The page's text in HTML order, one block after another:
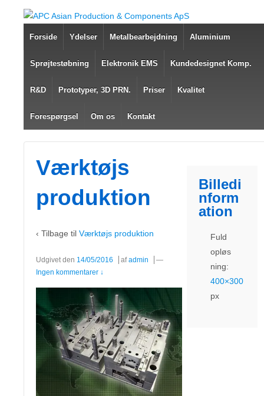
Forside Ydelser Metalbearbejdning Aluminium
Sprøjtestøbning Elektronik EMS Kundedesignet Komp.
R&D Prototyper, 3D PRN. Priser Kvalitet
Forespørgsel Om os Kontakt
Værktøjs
produktion
‹ Tilbage til Værktøjs produktion
Udgivet den 14/05/2016 afadmin
—
Ingen kommentarer ↓
Billedi
nform
ation
Fuld
opløs
ning:
400×300
px